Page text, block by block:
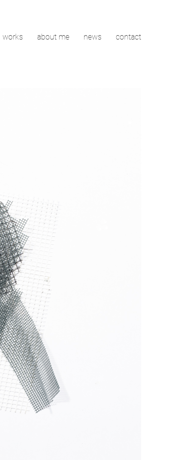
works about me news contact